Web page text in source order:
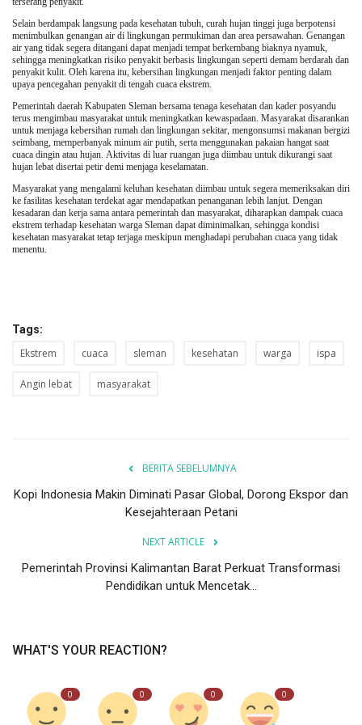
Perempuan/Anak
Selain berdampak langsung pada kesehatan tubuh, curah hujan tinggi juga berpotensi
menimbulkan genangan air di lingkungan permukiman dan area persawahan. Genangan
air yang tidak segera ditangani dapat menjadi tempat berkembang biaknya nyamuk,
sehingga meningkatkan risiko penyakit berbasis lingkungan seperti demam berdarah dan
penyakit kulit. Oleh karena itu, kebersihan lingkungan menjadi faktor penting dalam
upaya pencegahan penyakit di tengah cuaca ekstrem.
Pemerintah daerah Kabupaten Sleman bersama tenaga kesehatan dan kader posyandu
terus mengimbau masyarakat untuk meningkatkan kewaspadaan. Masyarakat disarankan
untuk menjaga kebersihan rumah dan lingkungan sekitar, mengonsumsi makanan bergizi
seimbang, memperbanyak minum air putih, serta menggunakan pakaian hangat saat
cuaca dingin atau hujan. Aktivitas di luar ruangan juga diimbau untuk dikurangi saat
hujan lebat disertai petir demi menjaga keselamatan.
Masyarakat yang mengalami keluhan kesehatan diimbau untuk segera memeriksakan diri
ke fasilitas kesehatan terdekat agar mendapatkan penanganan lebih lanjut. Dengan
kesadaran dan kerja sama antara pemerintah dan masyarakat, diharapkan dampak cuaca
ekstrem terhadap kesehatan warga Sleman dapat diminimalkan, sehingga kondisi
kesehatan masyarakat tetap terjaga meskipun menghadapi perubahan cuaca yang tidak
menentu.
Tags:
Ekstrem cuaca sleman kesehatan warga ispa
Angin lebat masyarakat
BERITA SEBELUMNYA
Kopi Indonesia Makin Diminati Pasar Global, Dorong Ekspor dan
Kesejahteraan Petani
NEXT ARTICLE
Pemerintah Provinsi Kalimantan Barat Perkuat Transformasi
Pendidikan untuk Mencetak...
WHAT'S YOUR REACTION?
0 0 0 0